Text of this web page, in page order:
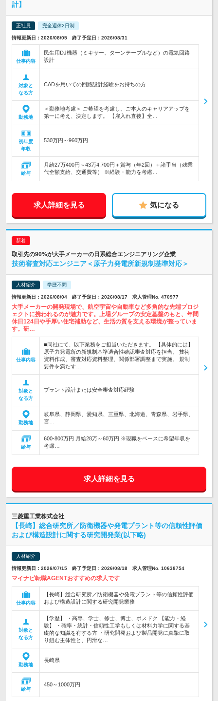
計】
正社員 完全週休2日制
情報更新日：2026/08/05 終了予定日：2026/08/31
仕事内容
民生用DJ機器（ミキサー、ターンテーブルなど）の電気回路
設計
対象と
なる方
CADを用いての回路設計経験をお持ちの方
勤務地
＜勤務地考慮＞ ご希望を考慮し、ご本人のキャリアアップを
第一に考え、決定します。 【雇入れ直後】全…
初年度
年収
530万円～960万円
給与
月給27万400円～43万4,700円＋賞与（年2回）＋諸手当（残業
代全額支給、交通費等） ※経験・能力を考慮…
求人詳細を見る 気になる
取引先の90%が大手メーカーの日系総合エンジニアリング企業
技術審査対応エンジニア＜原子力発電所新規制基準対応＞
人材紹介 学歴不問
情報更新日：2026/08/04 終了予定日：2026/08/17 求人管理No. 470977
大手メーカーの開発現場で、航空宇宙や自動車など多角的な先端プロジ
ェクトに携われるのが魅力です。上場グループの安定基盤のもと、年間
休日124日や手厚い住宅補助など、生活の質を支える環境が整っていま
す。研…
仕事内容
■同社にて、以下業務をご担当いただきます。 【具体的には】
原子力発電所の新規制基準適合性確認審査対応を担当。 技術
資料作成、審査対応資料整理、関係部署調整まで実施。 規制
要件を満たす…
対象と
なる方
プラント設計または安全審査対応経験
勤務地
岐阜県、静岡県、愛知県、三重県、北海道、青森県、岩手県、
宮…
給与
600-800万円 月給28万～60万円 ※現職をベースに希望年収を
考慮…
求人詳細を見る
三菱重工業株式会社
【長崎】総合研究所／防衛機器や発電プラント等の信頼性評価
および構造設計に関する研究開発業(以下略)
人材紹介
情報更新日：2026/07/15 終了予定日：2026/08/18 求人管理No. 10638754
マイナビ転職AGENTおすすめの求人です
仕事内容
【長崎】総合研究所／防衛機器や発電プラント等の信頼性評価
および構造設計に関する研究開発業務
対象と
なる方
【学歴】 ・高専、学士、修士、博士、ポスドク 【能力・経
験】 ・確率・統計・信頼性工学もしくは材料力学に関する基
礎的な知識を有する方 ・研究開発および製品開発に真摯に取
り組む主体性と、円滑な…
勤務地
長崎県
給与
450～1000万円